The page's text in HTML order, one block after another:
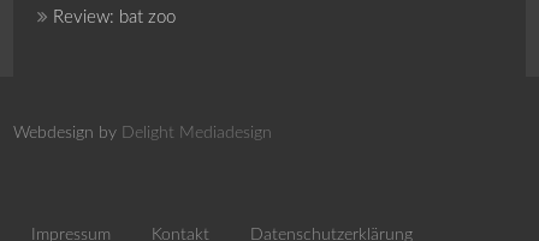
Review: bat zoo
Webdesign by Delight Mediadesign
Impressum Kontakt Datenschutzerklärung